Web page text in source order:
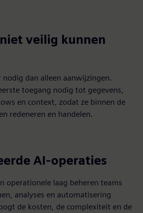
veilig kunnen
dan alleen aanwijzingen.
toegang nodig tot gegevens,
en context, zodat ze binnen de
redeneren en handelen.
AI-operaties
operationele laag beheren teams
analyses en automatisering
de kosten, de complexiteit en de